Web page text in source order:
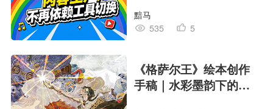
黯马
535
5
《格萨尔王》绘本创作
手稿｜水彩墨韵下的史